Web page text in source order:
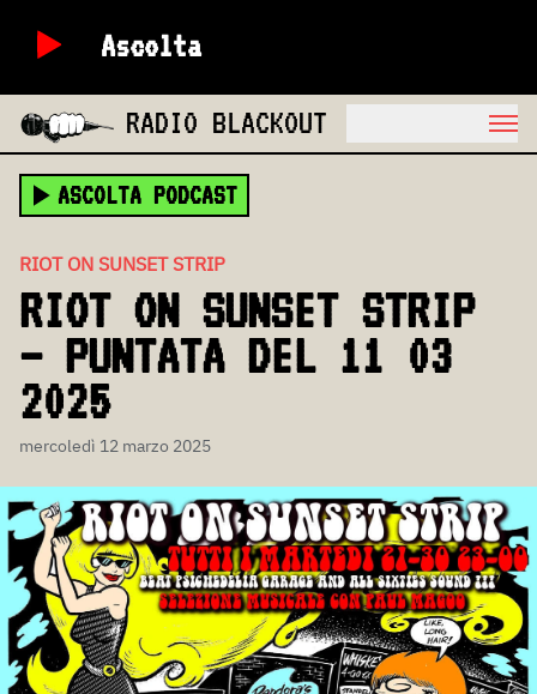
Ascolta
RADIO BLACKOUT
ASCOLTA PODCAST
RIOT ON SUNSET STRIP
RIOT ON SUNSET STRIP
– PUNTATA DEL 11 03
2025
mercoledì 12 marzo 2025